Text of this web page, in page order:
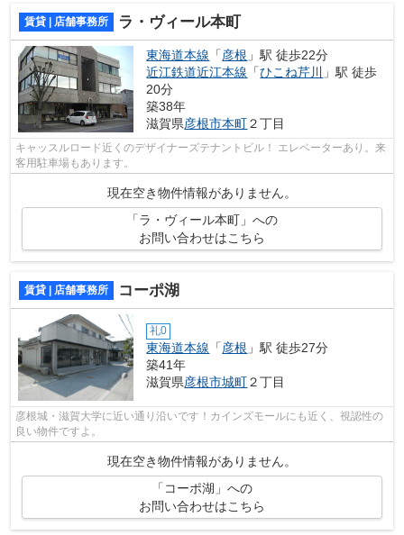
賃貸 | 店舗事務所 ラ・ヴィール本町
東海道本線 「彦根 」駅 徒歩22分
近江鉄道近江本線 「ひこね芹川
」駅 徒歩
20分
築38年
滋賀県彦根市本町２丁目
キャッスルロード近くのデザイナーズテナントビル！ エレベーターあり。来
客用駐車場もあります。
現在空き物件情報がありません。
「ラ・ヴィール本町」への
お問い合わせはこちら
賃貸 | 店舗事務所 コーポ湖
礼0
東海道本線 「彦根 」駅 徒歩27分
築41年
滋賀県彦根市城町２丁目
彦根城・滋賀大学に近い通り沿いです！カインズモールにも近く、視認性の
良い物件ですよ。
現在空き物件情報がありません。
「コーポ湖」への
お問い合わせはこちら